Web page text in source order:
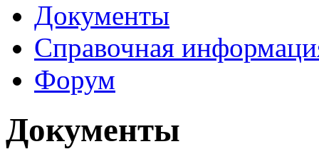
Документы
Справочная
Форум
Документы